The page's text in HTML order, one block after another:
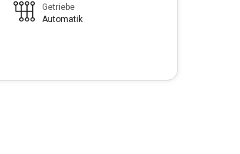
Getriebe
Automatik